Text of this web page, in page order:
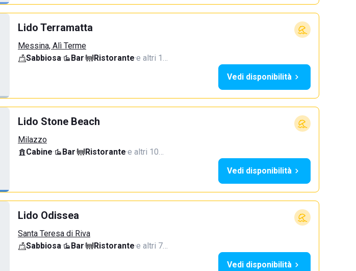
Lido Terramatta
Messina, Alì Terme
Sabbiosa· Bar· Ristorante·e altri 1…
Vedi disponibilità
Lido Stone Beach
Milazzo
Cabine· Bar· Ristorante·e altri 10…
Vedi disponibilità
Lido Odissea
Santa Teresa di Riva
Sabbiosa· Bar· Ristorante·e altri 7…
Vedi disponibilità